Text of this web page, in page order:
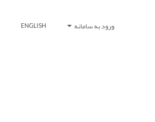
ورود به سامانه ENGLISH